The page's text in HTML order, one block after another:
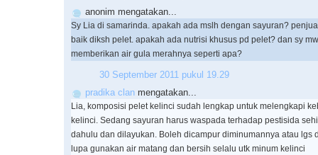
anonim mengatakan...
Sy Lia di samarinda. apakah ada mslh dengan sayuran?
baik diksh pelet. apakah ada nutrisi khusus pd pelet? dan sy
memberikan air gula merahnya seperti apa?
30 September 2011 pukul 19.29
pradika clan mengatakan...
Lia, komposisi pelet kelinci sudah lengkap untuk melengkapi
kelinci. Sedang sayuran harus waspada terhadap pestisida
dahulu dan dilayukan. Boleh dicampur diminumannya atau lgs
lupa gunakan air matang dan bersih selalu utk minum kelinci